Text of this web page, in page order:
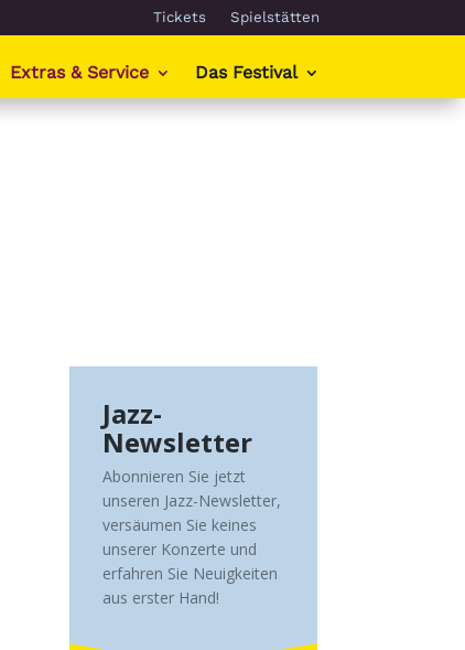
Tickets Spielstätten
Extras & Service Das Festival
Jazz-
Newsletter
Abonnieren Sie jetzt
unseren Jazz-Newsletter,
versäumen Sie keines
unserer Konzerte und
erfahren Sie Neuigkeiten
aus erster Hand!